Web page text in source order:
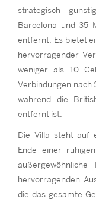
strategisch
Barcelona und 35
entfernt. Es bietet
hervorragender
weniger als 10
Verbindungen nach
während die
entfernt ist.
Die Villa steht auf
Ende einer
hervorragenden
die das gesamte